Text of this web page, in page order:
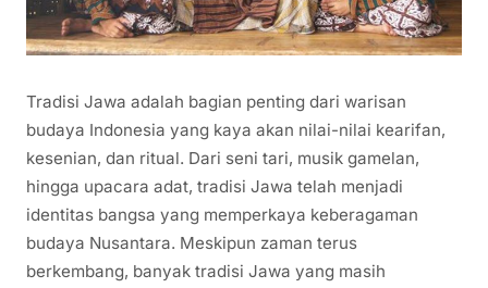
Tradisi Jawa adalah bagian penting dari warisan
budaya Indonesia yang kaya akan nilai-nilai kearifan,
kesenian, dan ritual. Dari seni tari, musik gamelan,
hingga upacara adat, tradisi Jawa telah menjadi
identitas bangsa yang memperkaya keberagaman
budaya Nusantara. Meskipun zaman terus
berkembang, banyak tradisi Jawa yang masih